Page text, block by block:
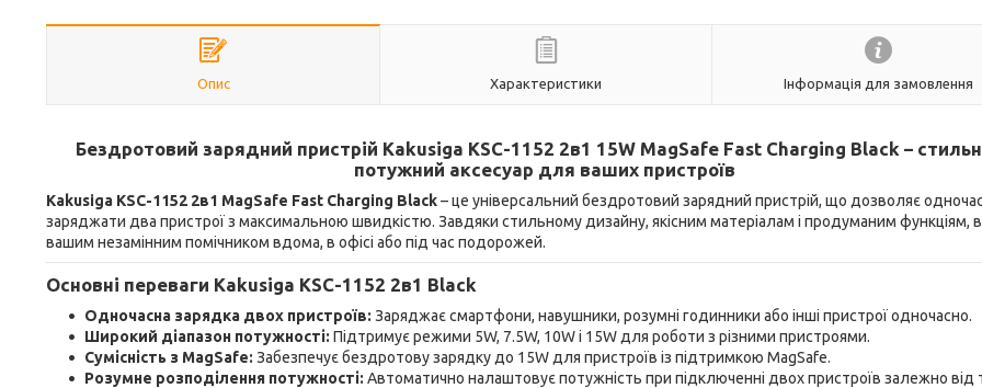
Опис Характеристики Інформація для замовлення
Бездротовий зарядний пристрій Kakusiga KSC-1152 2в1 15W MagSafe Fast Charging Black –
потужний аксесуар для ваших пристроїв
Kakusiga KSC-1152 2в1 MagSafe Fast Charging Black– це універсальний бездротовий зарядний пристрій, що дозволяє
заряджати два пристрої з максимальною швидкістю. Завдяки стильному дизайну, якісним матеріалам і продуманим функціям,
вашим незамінним помічником вдома, в офісі або під час подорожей.
Основні переваги Kakusiga KSC-1152 2в1 Black
Одночасна зарядка двох пристроїв: Заряджає смартфони, навушники, розумні годинники або інші пристрої одночасно.
Широкий діапазон потужності: Підтримує режими 5W, 7.5W, 10W і 15W для роботи з різними пристроями.
Сумісність з MagSafe: Забезпечує бездротову зарядку до 15W для пристроїв із підтримкою MagSafe.
Розумне розподілення потужності: Автоматично налаштовує потужність при підключенні двох пристроїв залежно від